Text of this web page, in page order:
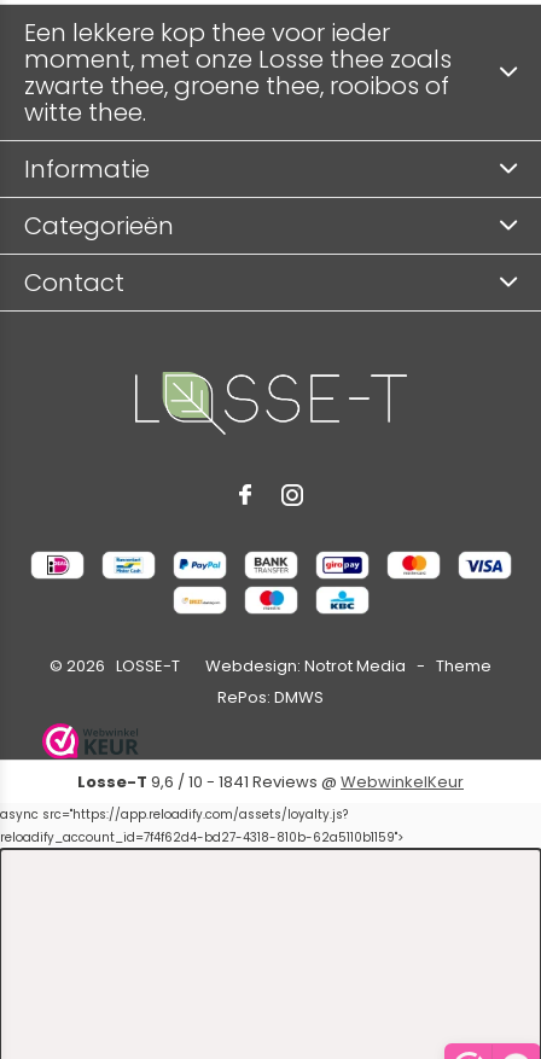
Een lekkere kop thee voor ieder
moment, met onze Losse thee zoals
zwarte thee, groene thee, rooibos of
witte thee.
Informatie
Categorieën
Contact
© 2026 LOSSE-T Webdesign: Notrot Media - Theme
RePos: DMWS
Losse-T 9,6 / 10 - 1841 Reviews @ WebwinkelKeur
async src="https://app.reloadify.com/assets/loyalty.js?
reloadify_account_id=7f4f62d4-bd27-4318-810b-62a5110b1159">